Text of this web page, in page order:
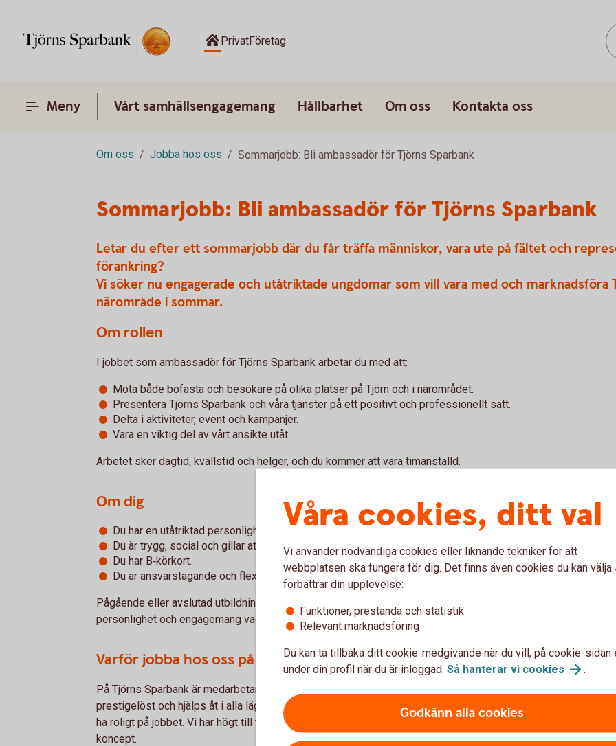
PrivatFöretag
Meny Vårt samhällsengagemang Hållbarhet Om oss Kontakta oss
Om oss Jobba hos oss Sommarjobb: Bli ambassadör för Tjörns Sparbank
Sommarjobb: Bli ambassadör för Tjörns Sparbank
Letar du efter ett sommarjobb där du får träffa människor, vara ute på fältet och
förankring?
Vi söker nu engagerade och utåtriktade ungdomar som vill vara med och marknadsföra
närområde i sommar.
Om rollen
I jobbet som ambassadör för Tjörns Sparbank arbetar du med att:
Möta både bofasta och besökare på olika platser på Tjörn och i närområdet.
Presentera Tjörns Sparbank och våra tjänster på ett positivt och professionellt sätt.
Delta i aktiviteter, event och kampanjer.
Vara en viktig del av vårt ansikte utåt.
Arbetet sker dagtid, kvällstid och helger, och du kommer att vara timanställd.
Om dig
Du har en utåtriktad personlighet och trivs med att ta kontakt med nya människor.
Du är trygg, social och gillar att representera ett varumärke.
Du har B‑körkort.
Du är ansvarstagande och flexibel.
Pågående eller avslutad utbildning inom marknadsföring är meriterande, men
personlighet och engagemang väger tyngst.
Varför jobba hos oss på Tjörns Sparbank?
På Tjörns Sparbank är medarbetarna vår största tillgång. Tillsammans arbetar vi
prestigelöst och hjälps åt i alla lägen och strävar efter en hög kundnöjdhet och att vi ska
ha roligt på jobbet. Vi har högt till tak och att göra varandra bättre ser vi som ett vinnande
koncept.
Våra cookies, ditt val
Vi använder nödvändiga cookies eller liknande tekniker för att
webbplatsen ska fungera för dig. Det finns även cookies du kan välja
förbättrar din upplevelse:
Funktioner, prestanda och statistik
Relevant marknadsföring
Du kan ta tillbaka ditt cookie-medgivande när du vill, på cookie-sidan
under din profil när du är inloggad. Så hanterar vi cookies .
Godkänn alla cookies